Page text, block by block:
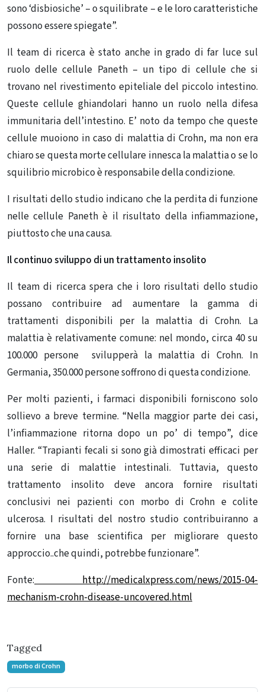
sono ‘disbiosiche’ – o squilibrate – e le loro caratteristiche
possono essere spiegate”.
Il team di ricerca è stato anche in grado di far luce sul
ruolo delle cellule Paneth – un tipo di cellule che si
trovano nel rivestimento epiteliale del piccolo intestino.
Queste cellule ghiandolari hanno un ruolo nella difesa
immunitaria dell’intestino. E’ noto da tempo che queste
cellule muoiono in caso di malattia di Crohn, ma non era
chiaro se questa morte cellulare innesca la malattia o se lo
squilibrio microbico è responsabile della condizione.
I risultati dello studio indicano che la perdita di funzione
nelle cellule Paneth è il risultato della infiammazione,
piuttosto che una causa.
Il continuo sviluppo di un trattamento insolito
Il team di ricerca spera che i loro risultati dello studio
possano contribuire ad aumentare la gamma di
trattamenti disponibili per la malattia di Crohn. La
malattia è relativamente comune: nel mondo, circa 40 su
100.000 persone svilupperà la malattia di Crohn. In
Germania, 350.000 persone soffrono di questa condizione.
Per molti pazienti, i farmaci disponibili forniscono solo
sollievo a breve termine. “Nella maggior parte dei casi,
l’infiammazione ritorna dopo un po’ di tempo”, dice
Haller. “Trapianti fecali si sono già dimostrati efficaci per
una serie di malattie intestinali. Tuttavia, questo
trattamento insolito deve ancora fornire risultati
conclusivi nei pazienti con morbo di Crohn e colite
ulcerosa. I risultati del nostro studio contribuiranno a
fornire una base scientifica per migliorare questo
approccio..che quindi, potrebbe funzionare”.
Fonte:http://medicalxpress.com/news/2015-04-
mechanism-crohn-disease-uncovered.html
Tagged
morbo di Crohn